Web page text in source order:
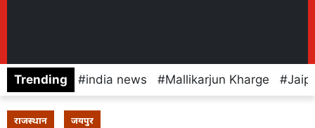
Trending india news Mallikarjun Kharge
राजस्थान जयपुर